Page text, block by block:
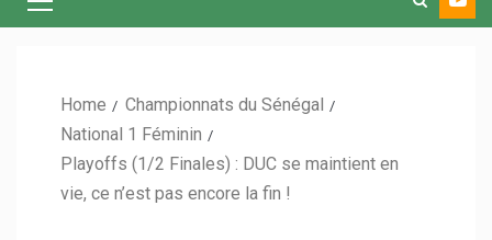
Home
Championnats du Sénégal
National 1 Féminin
Playoffs (1/2 Finales) : DUC se maintient en
vie, ce n’est pas encore la fin !